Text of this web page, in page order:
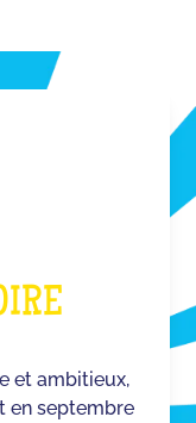
et ambitieux,
en septembre